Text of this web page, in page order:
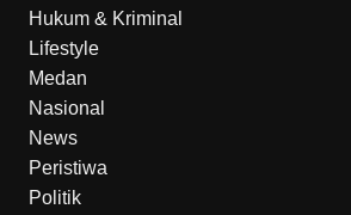
Hukum & Kriminal
Lifestyle
Medan
Nasional
News
Peristiwa
Politik